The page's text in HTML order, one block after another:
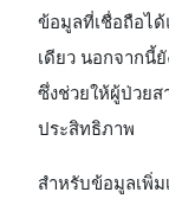
ข้อมูลที่เชื่อถือได้
เดียว นอกจากนี้
ซึ่งช่วยให้ผู้ป่วยส
ประสิทธิภาพ
สำหรับข้อมูลเพิ่ม